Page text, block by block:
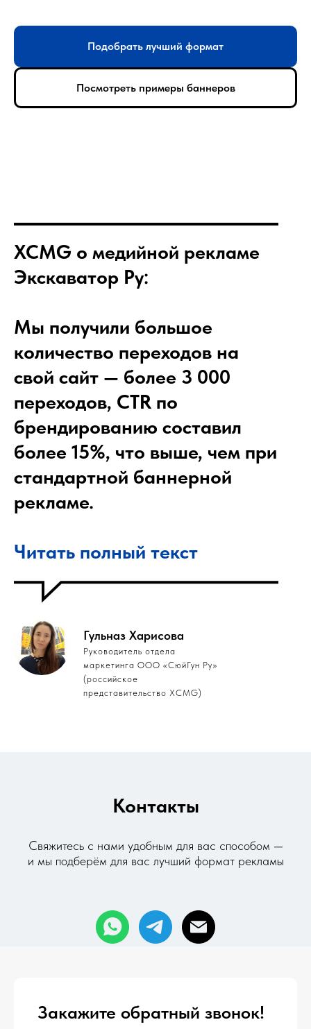
Подобрать лучший формат
Посмотреть примеры баннеров
XCMG о медийной рекламе
Экскаватор Ру:
Мы получили большое
количество переходов на
свой сайт — более 3 000
переходов, CTR по
брендированию составил
более 15%, что выше, чем при
стандартной баннерной
рекламе.
Читать полный текст
Гульназ Харисова
Руководитель отдела
маркетинга ООО «СюйГун Ру»
(российское
представительство XCMG)
Контакты
Свяжитесь с нами удобным для вас способом —
и мы подберём для вас лучший формат рекламы
Закажите обратный звонок!